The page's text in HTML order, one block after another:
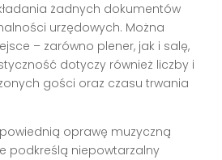
żadnych dokumentów
urzędowych. Można
– zarówno plener, jak i salę,
dotyczy również liczby i
gości oraz czasu trwania
oprawę muzyczną
podkreślą niepowtarzalny